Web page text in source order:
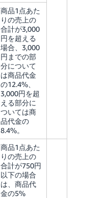
商品1点あた
りの売上の
合計が3,000
円を超える
場合、3,000
円までの部
分について
は商品代金
の12.4%、
3,000円を超
える部分に
ついては商
品代金の
8.4%。
商品1点あた
りの売上の
合計が750円
以下の場合
は、商品代
金の5%